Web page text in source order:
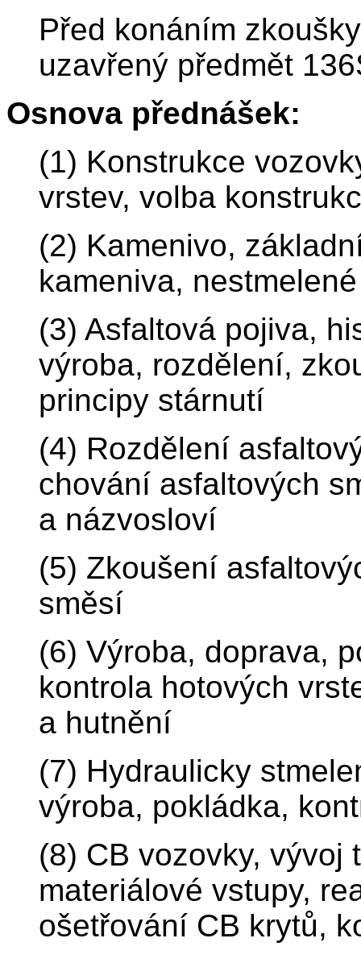
Před konáním
uzavřený předmět
Osnova přednášek:
(1) Konstrukce
vrstev, volba
(2) Kamenivo,
kameniva,
(3) Asfaltová pojiva,
výroba, rozdělení,
principy stárnutí
(4) Rozdělení
chování asfaltových
a názvosloví
(5) Zkoušení
směsí
(6) Výroba, doprava,
kontrola hotových
a hutnění
(7) Hydraulicky
výroba, pokládka,
(8) CB vozovky, vývoj
materiálové vstupy,
ošetřování CB krytů,